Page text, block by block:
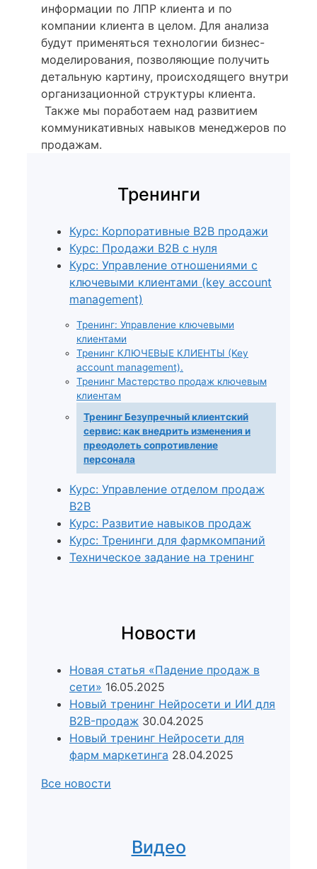
информации по ЛПР клиента и по
компании клиента в целом. Для анализа
будут применяться технологии бизнес-
моделирования, позволяющие получить
детальную картину, происходящего внутри
организационной структуры клиента.
Также мы поработаем над развитием
коммуникативных навыков менеджеров по
продажам.
Тренинги
Курс: Корпоративные B2B продажи
Курс: Продажи B2B с нуля
Курс: Управление отношениями с
ключевыми клиентами (key account
management)
Тренинг: Управление ключевыми
клиентами
Тренинг КЛЮЧЕВЫЕ КЛИЕНТЫ (Key
account management).
Тренинг Мастерство продаж ключевым
клиентам
Тренинг Безупречный клиентский
сервис: как внедрить изменения и
преодолеть сопротивление
персонала
Курс: Управление отделом продаж
B2B
Курс: Развитие навыков продаж
Курс: Тренинги для фармкомпаний
Техническое задание на тренинг
Новости
Новая статья «Падение продаж в
сети» 16.05.2025
Новый тренинг Нейросети и ИИ для
B2B-продаж 30.04.2025
Новый тренинг Нейросети для
фарм маркетинга 28.04.2025
Все новости
Видео